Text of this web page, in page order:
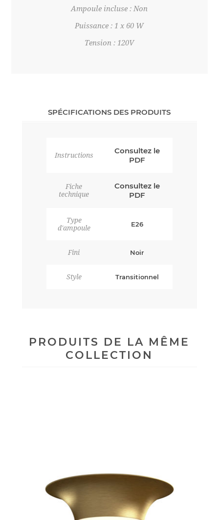
Ampoule incluse : Non
Puissance : 1 x 60 W
Tension : 120V
SPÉCIFICATIONS DES PRODUITS
Instructions
Consultez le
PDF
Fiche
technique
Consultez le
PDF
Type
d'ampoule
E26
Fini Noir
Style Transitionnel
PRODUITS DE LA MÊME
COLLECTION